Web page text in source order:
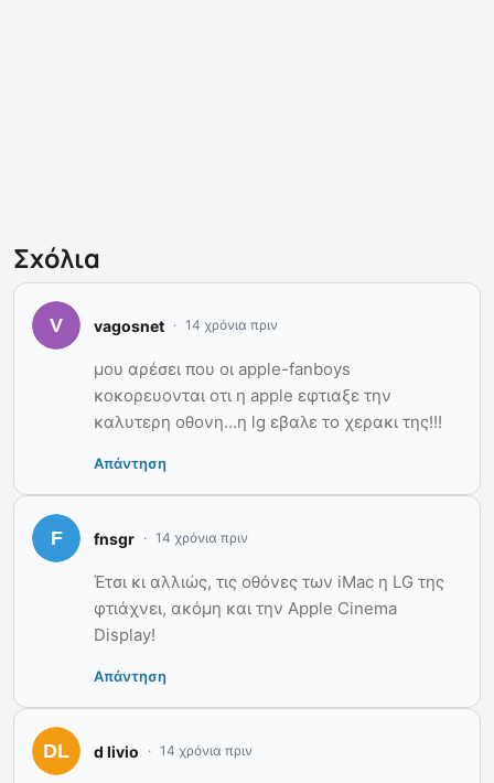
Σχόλια
vagosnet 14 χρόνια πριν
μου αρέσει που οι apple-fanboys
κοκορευονται οτι η apple εφτιαξε την
καλυτερη οθονη…η lg εβαλε το χερακι της!!!
Απάντηση
fnsgr 14 χρόνια πριν
Έτσι κι αλλιώς, τις οθόνες των iMac η LG της
φτιάχνει, ακόμη και την Apple Cinema
Display!
Απάντηση
d livio 14 χρόνια πριν